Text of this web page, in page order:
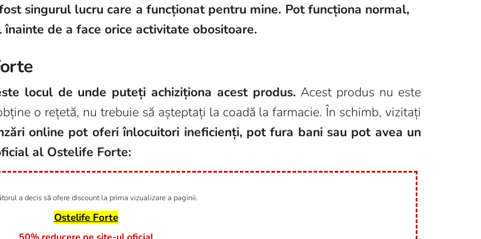
singurul lucru care a funcționat pentru mine. Pot funcționa normal,
de a face orice activitate obositoare.
locul de unde puteți achiziționa acest produs. Acest produs nu este
o rețetă, nu trebuie să așteptați la coadă la farmacie. În schimb, vizitați
online pot oferi înlocuitori ineficienți, pot fura bani sau pot avea un
al Ostelife Forte:
a decis să ofere discount la prima vizualizare a paginii.
Ostelife Forte